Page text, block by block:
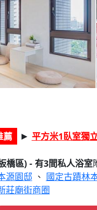
薦 ► 平方米1臥室獨
橋區) - 有3間私人浴室
源園邸 、 國定古蹟林
莊廟街商圈